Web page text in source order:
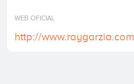
WEB OFICIAL
http://www.raygarzia.com